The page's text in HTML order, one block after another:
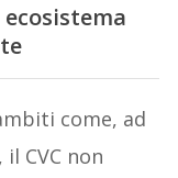
come, ad
CVC non